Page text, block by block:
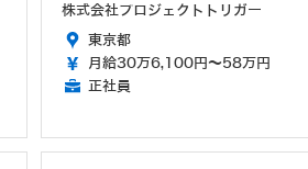
株式会社プロジェクトトリガー
東京都
月給30万6,100円～58万円
正社員